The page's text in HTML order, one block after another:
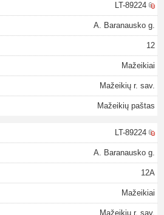
LT-89224
A. Baranausko g.
12
Mažeikiai
Mažeikių r. sav.
Mažeikių paštas
LT-89224
A. Baranausko g.
12A
Mažeikiai
Mažeikių r. sav.